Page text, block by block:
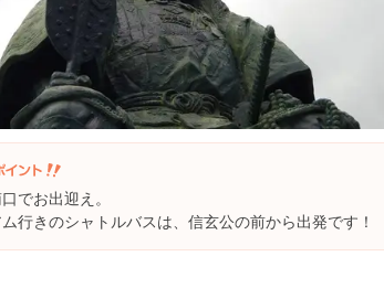
でお出迎え。
行きのシャトルバスは、信玄公の前から出発です！